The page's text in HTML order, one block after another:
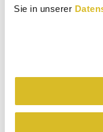
Sie in unserer